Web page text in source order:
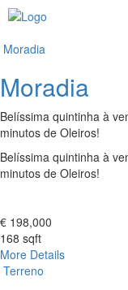
Moradia
Moradia
Belíssima quintinha à
minutos de Oleiros!
Belíssima quintinha à
minutos de Oleiros!
€ 198,000
168 sqft
More Details
Terreno